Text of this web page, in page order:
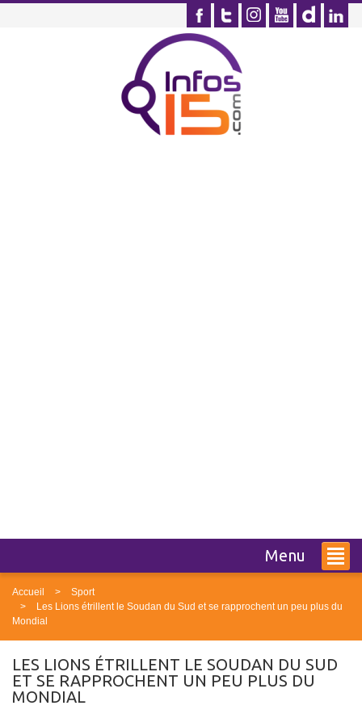
Menu
Accueil
Sport
Les Lions étrillent le Soudan du Sud et se rapprochent un peu plus du
Mondial
LES LIONS ÉTRILLENT LE SOUDAN DU SUD
ET SE RAPPROCHENT UN PEU PLUS DU
MONDIAL